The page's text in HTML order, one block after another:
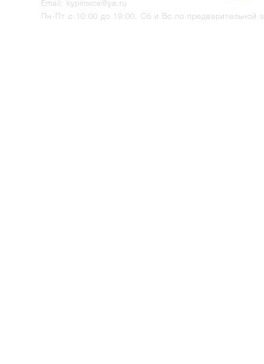
Email: kypimvce@ya.ru
Пн-Пт с 10:00 до 19:00, Сб и Вс по предварительной